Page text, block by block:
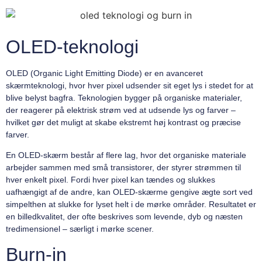
OLED-teknologi
OLED (Organic Light Emitting Diode) er en avanceret
skærmteknologi, hvor hver pixel udsender sit eget lys i stedet for at
blive belyst bagfra. Teknologien bygger på organiske materialer,
der reagerer på elektrisk strøm ved at udsende lys og farver –
hvilket gør det muligt at skabe ekstremt høj kontrast og præcise
farver.
En OLED-skærm består af flere lag, hvor det organiske materiale
arbejder sammen med små transistorer, der styrer strømmen til
hver enkelt pixel. Fordi hver pixel kan tændes og slukkes
uafhængigt af de andre, kan OLED-skærme gengive ægte sort ved
simpelthen at slukke for lyset helt i de mørke områder. Resultatet er
en billedkvalitet, der ofte beskrives som levende, dyb og næsten
tredimensionel – særligt i mørke scener.
Burn-in